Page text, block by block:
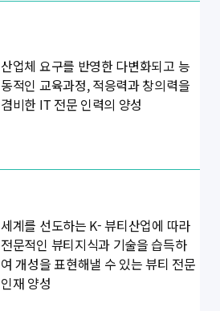
산업체 요구를 반영한 다변화되고 능
동적인 교육과정, 적응력과 창의력을
겸비한 IT 전문 인력의 양성
세계를 선도하는 K- 뷰티산업에 따라
전문적인 뷰티지식과 기술을 습득하
여 개성을 표현해낼 수 있는 뷰티 전문
인재 양성